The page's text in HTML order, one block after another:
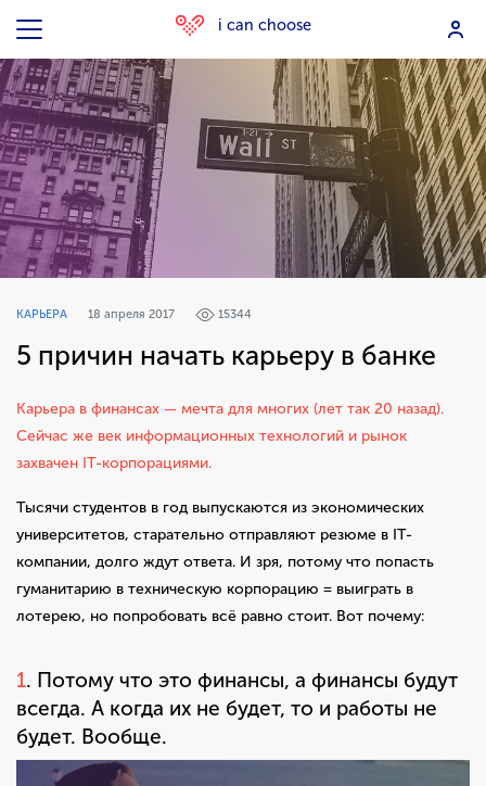
i can choose
КАРЬЕРА 18 апреля 2017 15344
5 причин начать карьеру в банке
Карьера в финансах — мечта для многих (лет так 20 назад).
Сейчас же век информационных технологий и рынок
захвачен IT-корпорациями.
Тысячи студентов в год выпускаются из экономических
университетов, старательно отправляют резюме в IT-
компании, долго ждут ответа. И зря, потому что попасть
гуманитарию в техническую корпорацию = выиграть в
лотерею, но попробовать всё равно стоит. Вот почему:
1. Потому что это финансы, а финансы будут
всегда. А когда их не будет, то и работы не
будет. Вообще.